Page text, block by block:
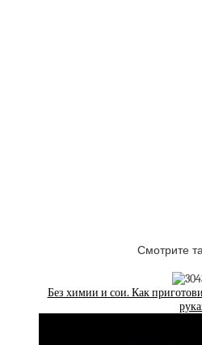
Смотрите
Без химии и сои. Как